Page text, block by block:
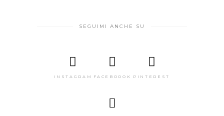
SEGUIMI ANCHE SU
INSTAGRAM FACEBOOOK PINTEREST